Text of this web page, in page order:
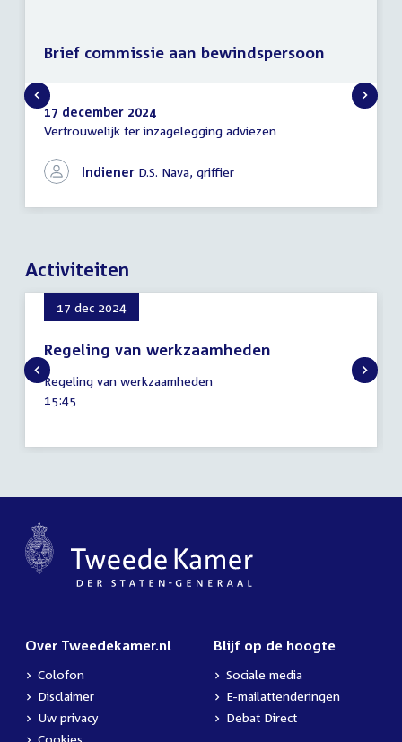
Brief
aan
bewindspersoon
17 december 2024
Vertrouwelijk ter inzagelegging adviezen
Indiener D.S. Nava, griffier
Brief commissie aan bewindspersoon
Activiteiten
17 dec 2024
Regeling van werkzaamheden
17
december
2024
Regeling van werkzaamheden
Tijd
15:45
Over Tweedekamer.nl
Colofon
Disclaimer
Uw privacy
Blijf op de hoogte
Sociale media
E-mailattenderingen
Debat Direct